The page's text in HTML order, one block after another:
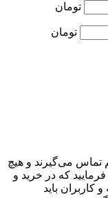
تومان
تومان
تماس می‌گیرند و هیچ
که در خرید و
باید